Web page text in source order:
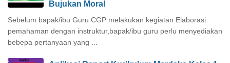
Bujukan Moral
Sebelum bapak/ibu Guru CGP melakukan kegiatan Elaborasi
pemahaman dengan instruktur,bapak/ibu guru perlu menyediakan
bebepa pertanyaan yang ...